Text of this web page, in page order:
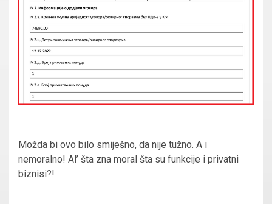
Možda bi ovo bilo smiješno, da nije tužno. A i
nemoralno! Al’ šta zna moral šta su funkcije i privatni
biznisi?!